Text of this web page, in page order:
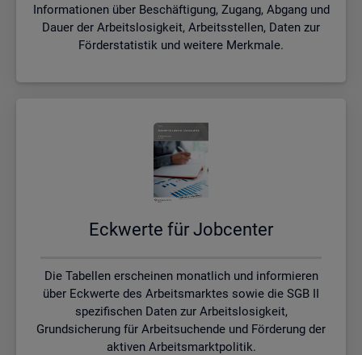
Informationen über Beschäftigung, Zugang, Abgang und
Dauer der Arbeitslosigkeit, Arbeitsstellen, Daten zur
Förderstatistik und weitere Merkmale.
Eck­wer­te für Job­cen­ter
Die Tabellen erscheinen monatlich und informieren
über Eckwerte des Arbeitsmarktes sowie die SGB II
spezifischen Daten zur Arbeitslosigkeit,
Grundsicherung für Arbeitsuchende und Förderung der
aktiven Arbeitsmarktpolitik.